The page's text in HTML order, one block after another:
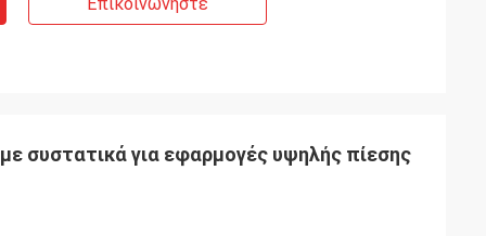
συστατικά για εφαρμογές υψηλής πίεσης